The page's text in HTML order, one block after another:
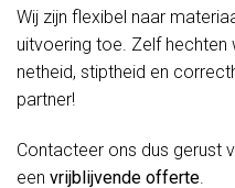
Wij zijn flexibel naar
uitvoering toe. Zelf hechten
netheid, stiptheid en
partner!
Contacteer ons dus gerust
een vrijblijvende offerte.